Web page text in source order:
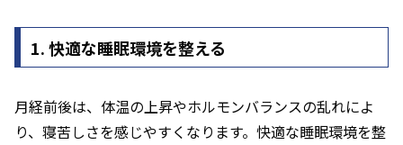
1. 快適な睡眠環境を整える
月経前後は、体温の上昇やホルモンバランスの乱れによ
り、寝苦しさを感じやすくなります。快適な睡眠環境を整